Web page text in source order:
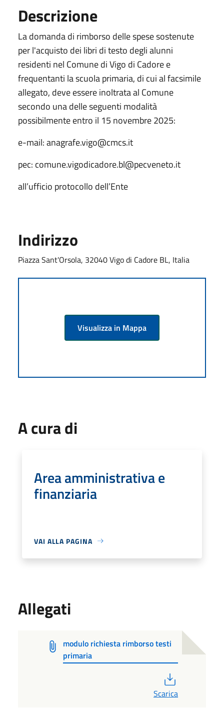
Descrizione
La domanda di rimborso delle spese sostenute
per l'acquisto dei libri di testo degli alunni
residenti nel Comune di Vigo di Cadore e
frequentanti la scuola primaria, di cui al facsimile
allegato, deve essere inoltrata al Comune
secondo una delle seguenti modalità
possibilmente entro il 15 novembre 2025:
e-mail: anagrafe.vigo@cmcs.it
pec: comune.vigodicadore.bl@pecveneto.it
all’ufficio protocollo dell’Ente
Indirizzo
Piazza Sant'Orsola, 32040 Vigo di Cadore BL, Italia
Visualizza in Mappa
A cura di
Area amministrativa e
finanziaria
VAI ALLA PAGINA
Allegati
modulo richiesta rimborso testi
primaria
Scarica